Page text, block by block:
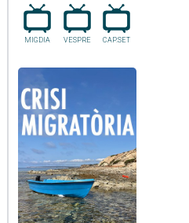
MIGDIA VESPRE CAP.SET